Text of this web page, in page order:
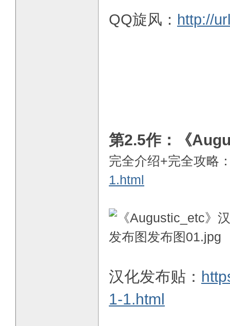
QQ旋风： http://
第2.5作：《
完全介绍+完全攻略
1.html
汉化发布贴：
1-1.html